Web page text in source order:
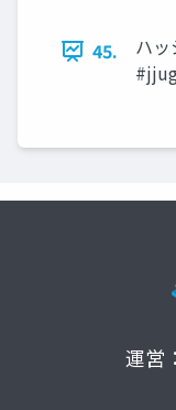
45.
ハ
運営